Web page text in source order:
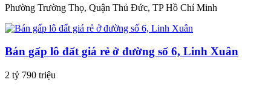
Phường Trường Thọ, Quận Thủ Đức, TP Hồ Chí Minh
Bán gấp lô đất giá rẻ ở đường số 6, Linh Xuân
2 tỷ 790 triệu